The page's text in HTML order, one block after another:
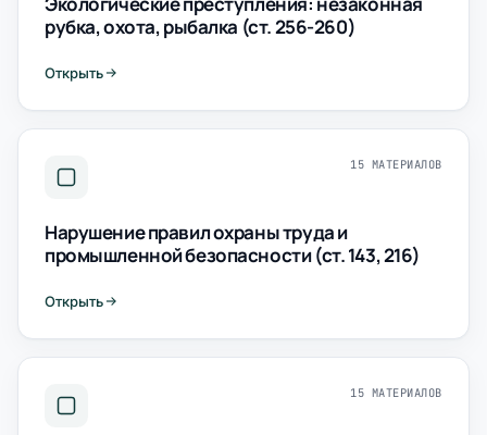
рубка, охота, рыбалка (ст. 256-260)
Открыть
15 МАТЕРИАЛОВ
Нарушение правил охраны труда и
промышленной безопасности (ст. 143, 216)
Открыть
15 МАТЕРИАЛОВ